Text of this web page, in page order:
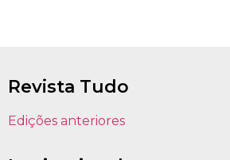
Revista Tudo
Edições anteriores